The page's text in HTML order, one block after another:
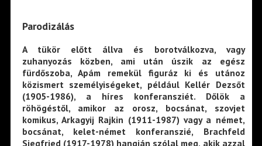
Parodizálás
A tükör előtt állva és borotválkozva, vagy
zuhanyozás közben, ami után úszik az egész
fürdőszoba, Apám remekül figuráz ki és utánoz
közismert személyiségeket, például Kellér Dezsőt
(1905-1986), a híres konferansziét. Dőlök a
röhögéstől, amikor az orosz, bocsánat, szovjet
komikus, Arkagyij Rajkin (1911-1987) vagy a német,
bocsánat, kelet-német konferanszié, Brachfeld
Siegfried (1917-1978) hangján szólal meg, akik azzal